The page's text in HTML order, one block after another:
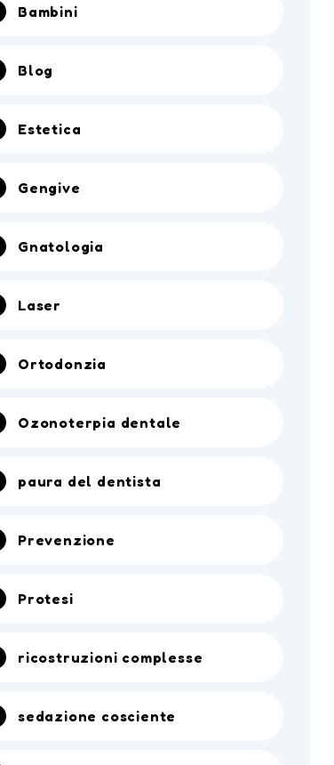
Bambini
Blog
Estetica
Gengive
Gnatologia
Laser
Ortodonzia
Ozonoterpia dentale
paura del dentista
Prevenzione
Protesi
ricostruzioni complesse
sedazione cosciente